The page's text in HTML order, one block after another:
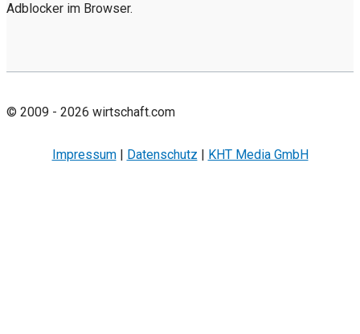
Adblocker im Browser.
© 2009 - 2026 wirtschaft.com
Impressum| Datenschutz | KHT Media GmbH